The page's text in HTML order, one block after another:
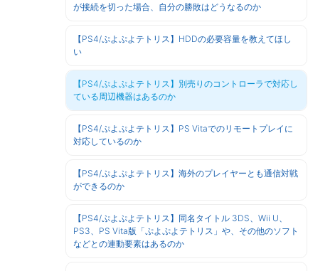
が接続を切った場合、自分の勝敗はどうなるのか
【PS4/ぷよぷよテトリス】HDDの必要容量を教えてほし
い
【PS4/ぷよぷよテトリス】別売りのコントローラで対応し
ている周辺機器はあるのか
【PS4/ぷよぷよテトリス】PS Vitaでのリモートプレイに
対応しているのか
【PS4/ぷよぷよテトリス】海外のプレイヤーとも通信対戦
ができるのか
【PS4/ぷよぷよテトリス】同名タイトル 3DS、Wii U、
PS3、PS Vita版「ぷよぷよテトリス」や、その他のソフト
などとの連動要素はあるのか